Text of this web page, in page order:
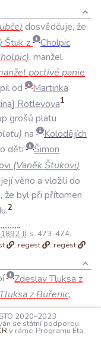
) dosvědčuje, že
Štuk z
Cholpic
), manžel
poctivé panie
od
Martinka
Rotlevova1
grošů platu
) na
Kolodějích
děti
Šimon
(VaněkŠtukovi)
jejívěno a vložili do
, že bylpři přítomen
.2
II, s. 473–474.
; regest ; regest .
Zdeslav Tluksa z
z Buřenic,
Litni(Jan z
2020–2023
se státní podporou
v rámci Programu Éta.